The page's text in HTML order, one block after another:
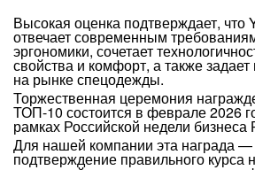
Высокая оценка подтверждает, что
отвечает современным
эргономики, сочетает
свойства и комфорт, а также
на рынке спецодежды.
Торжественная церемония
ТОП-10 состоится в феврале 2026
рамках Российской недели
Для нашей компании эта награда
подтверждение правильного курса